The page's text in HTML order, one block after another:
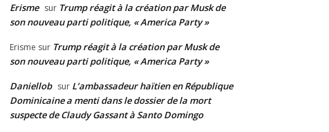
Erisme sur Trump réagit à la création par Musk de
son nouveau parti politique, « America Party »
Erisme sur Trump réagit à la création par Musk de
son nouveau parti politique, « America Party »
Daniellob sur L’ambassadeur haïtien en République
Dominicaine a menti dans le dossier de la mort
suspecte de Claudy Gassant à Santo Domingo